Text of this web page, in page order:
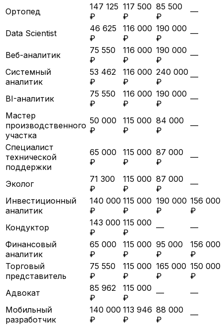
Ортопед
147 125
₽
117 500
₽
85 500
₽
—
Data Scientist
46 625
₽
116 000
₽
190 000
₽
—
Веб-аналитик
75 550
₽
116 000
₽
190 000
₽
—
Системный
аналитик
53 462
₽
116 000
₽
240 000
₽
—
BI-аналитик
75 550
₽
116 000
₽
190 000
₽
—
Мастер
производственного
участка
50 000
₽
115 000
₽
84 000
₽
—
Специалист
технической
поддержки
65 000
₽
115 000
₽
87 000
₽
—
Эколог
71 300
₽
115 000
₽
87 000
₽
—
Инвестиционный
аналитик
140 000
₽
115 000
₽
190 000
₽
156 000
₽
Кондуктор
143 000
₽
115 000
₽
—
—
Финансовый
аналитик
65 000
₽
115 000
₽
95 000
₽
156 000
₽
Торговый
представитель
75 550
₽
115 000
₽
165 000
₽
150 000
₽
Адвокат
85 962
₽
115 000
₽
—
—
Мобильный
разработчик
140 000
₽
113 946
₽
88 000
₽
—